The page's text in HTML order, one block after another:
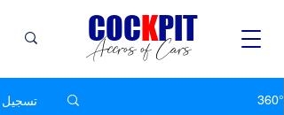
Accros of Cars
COCKPIT
360° تسجيل